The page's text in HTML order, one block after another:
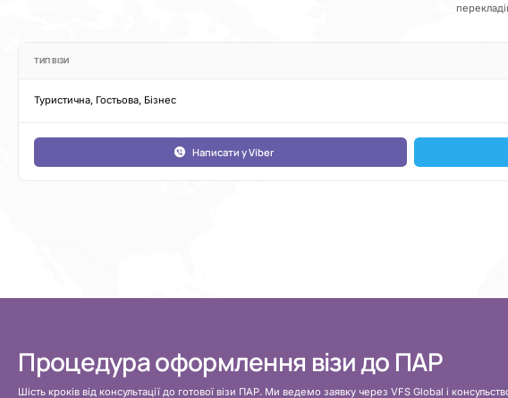
ТИП ВІЗИ
Туристична, Гостьова, Бізнес
Написати у Viber
Процедура оформлення візи до ПАР
Шість кроків від консультації до готової візи ПАР. Ми ведемо заявку через VFS Global і